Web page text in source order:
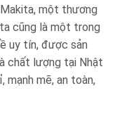
một thương
cũng là một trong
uy tín, được sản
chất lượng tại Nhật
mạnh mẽ, an toàn,